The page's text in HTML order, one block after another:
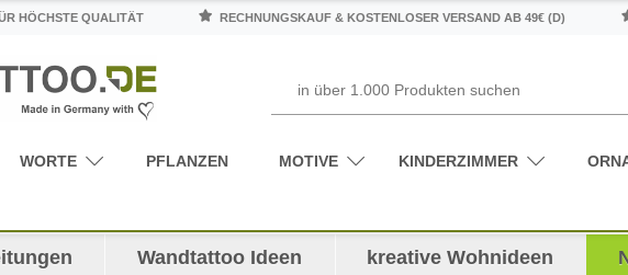
HÖCHSTE QUALITÄT RECHNUNGSKAUF & KOSTENLOSER VERSAND AB 49€ (D)
WORTE PFLANZEN MOTIVE KINDERZIMMER
Wandtattoo Ideen kreative Wohnideen